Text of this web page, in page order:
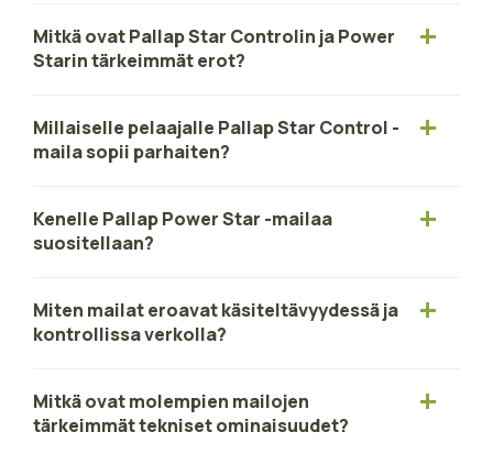
Mitkä ovat Pallap Star Controlin ja Power
Starin tärkeimmät erot?
Millaiselle pelaajalle Pallap Star Control -
maila sopii parhaiten?
Kenelle Pallap Power Star -mailaa
suositellaan?
Miten mailat eroavat käsiteltävyydessä ja
kontrollissa verkolla?
Mitkä ovat molempien mailojen
tärkeimmät tekniset ominaisuudet?